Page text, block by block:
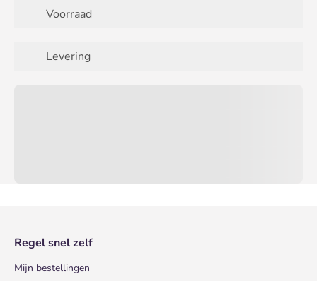
Voorraad
Levering
Regel snel zelf
Mijn bestellingen